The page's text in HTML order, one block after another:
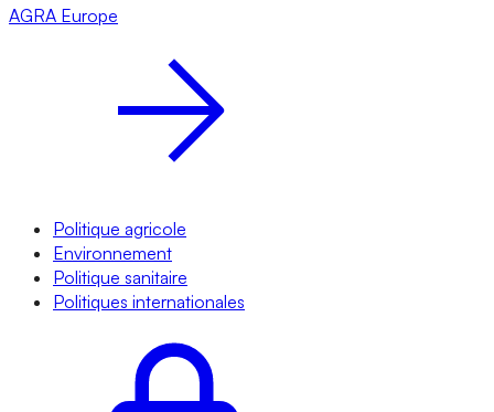
AGRA Europe
Politique agricole
Environnement
Politique sanitaire
Politiques internationales